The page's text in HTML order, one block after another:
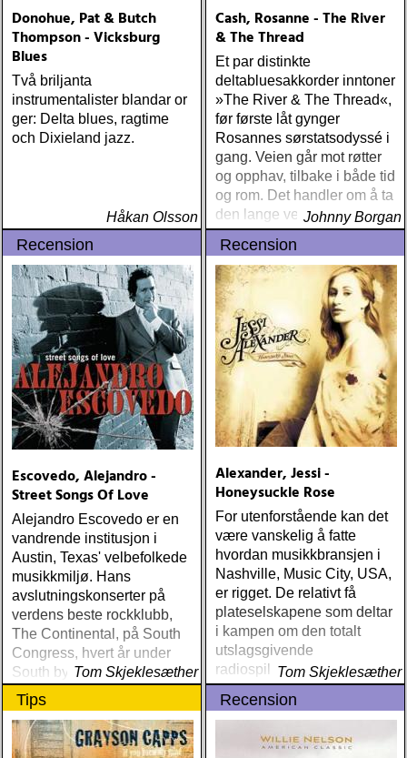
Donohue, Pat & Butch
Thompson - Vicksburg
Blues
Två briljanta
instrumentalister blandar or
ger: Delta blues, ragtime
och Dixieland jazz.
Håkan Olsson
Cash, Rosanne - The River
& The Thread
Et par distinkte
deltabluesakkorder inntoner
»The River & The Thread«,
før første låt gynger
Rosannes sørstatsodyssé i
gang. Veien går mot røtter
og opphav, tilbake i både tid
og rom. Det handler om å ta
den lange veien hjemJohnny Borgan
Recension
Escovedo, Alejandro -
Street Songs Of Love
Alejandro Escovedo er en
vandrende institusjon i
Austin, Texas' velbefolkede
musikkmiljø. Hans
avslutningskonserter på
verdens beste rockklubb,
The Continental, på South
Congress, hvert år under
South by South West, er så
nærme essensen i rock det
er mulig å komme
Tom Skjeklesæther
Recension
Alexander, Jessi -
Honeysuckle Rose
For utenforstående kan det
være vanskelig å fatte
hvordan musikkbransjen i
Nashville, Music City, USA,
er rigget. De relativt få
plateselskapene som deltar
i kampen om den totalt
utslagsgivende
radiospillingen, omgir seg
med et svært begrenset
antall musikere,
Tom Skjeklesæther
Tips Recension